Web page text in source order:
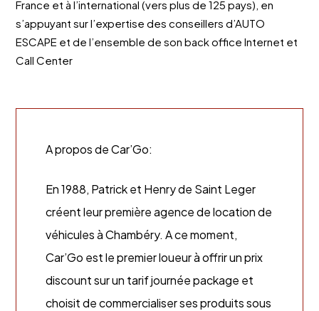
France et à l’international (vers plus de 125 pays), en
s’appuyant sur l’expertise des conseillers d’AUTO
ESCAPE et de l’ensemble de son back office Internet et
Call Center
A propos de Car’Go:
En 1988, Patrick et Henry de Saint Leger
créent leur première agence de location de
véhicules à Chambéry. A ce moment,
Car’Go est le premier loueur à offrir un prix
discount sur un tarif journée package et
choisit de commercialiser ses produits sous